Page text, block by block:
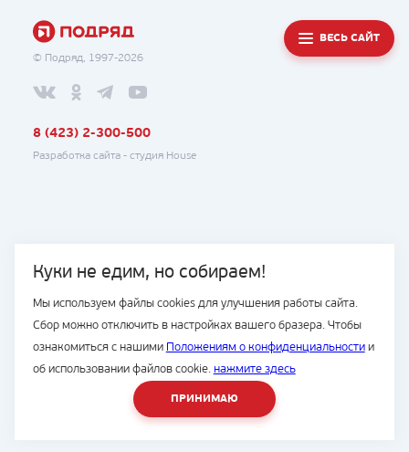
Куки не едим, но собираем!
Мы используем файлы cookies для улучшения работы сайта.
Сбор можно отключить в настройках вашего бразера. Чтобы
ознакомиться с нашими Положениям о конфиденциальностии
об использовании файлов cookie. нажмите здесь
ПРИНИМАЮ
© Подряд, 1997-2026
ВЕСЬ САЙТ
8 (423) 2-300-500
Разработка сайта - студия House